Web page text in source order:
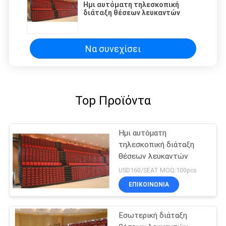
Ημι αυτόματη τηλεσκοπική
διάταξη θέσεων λευκαντών
Να συνεχίσει
Top Προϊόντα
Ημι αυτόματη
τηλεσκοπική διάταξη
θέσεων λευκαντών
USD160/SEAT MOQ:100pcs
ΕΠΙΚΟΙΝΩΝΊΑ
Εσωτερική διάταξη